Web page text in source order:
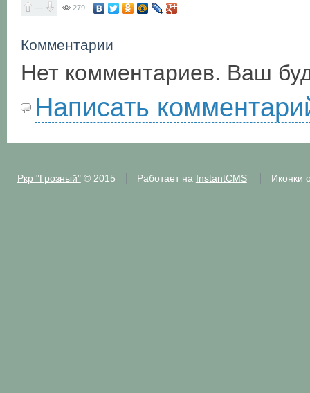
— 279
Комментарии
Нет комментариев. Ваш
Написать
Ркр "Грозный"© 2015 Работает на InstantCMS Иконки